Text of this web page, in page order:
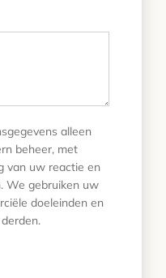
alleen
beheer, met
van uw reactie en
We gebruiken uw
doeleinden en